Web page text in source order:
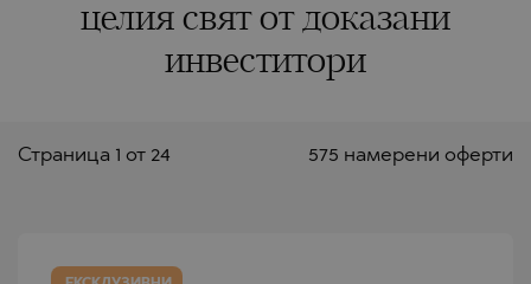
целия свят от доказани
инвеститори
575 намерени оферти
Страницa 1 от 24